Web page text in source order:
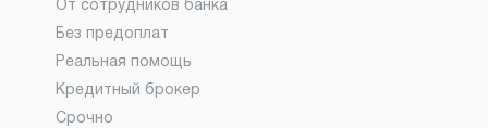
От сотрудников банка
Без предоплат
Реальная помощь
Кредитный брокер
Срочно